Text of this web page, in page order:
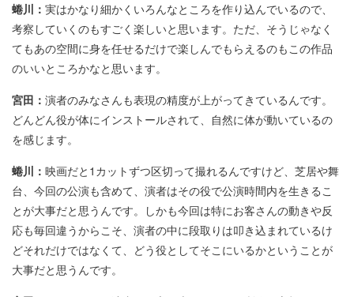
蜷川： 実はかなり細かくいろんなところを作り込んでいるので、
考察していくのもすごく楽しいと思います。ただ、そうじゃなく
てもあの空間に身を任せるだけで楽しんでもらえるのもこの作品
のいいところかなと思います。
宮田： 演者のみなさんも表現の精度が上がってきているんです。
どんどん役が体にインストールされて、自然に体が動いているの
を感じます。
蜷川： 映画だと1カットずつ区切って撮れるんですけど、芝居や舞
台、今回の公演も含めて、演者はその役で公演時間内を生きるこ
とが大事だと思うんです。しかも今回は特にお客さんの動きや反
応も毎回違うからこそ、演者の中に段取りは叩き込まれているけ
どそれだけではなくて、どう役としてそこにいるかということが
大事だと思うんです。